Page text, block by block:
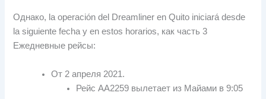
Однако, la operación del Dreamliner en Quito iniciará desde
la siguiente fecha y en estos horarios, как часть 3
Ежедневные рейсы:
От 2 апреля 2021.
Рейс AA2259 вылетает из Майами в 9:05